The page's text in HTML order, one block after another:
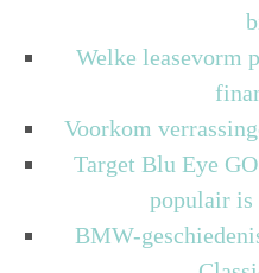
Welke leasevorm
Voorkom
Target Blu Eye
populair is
BMW-